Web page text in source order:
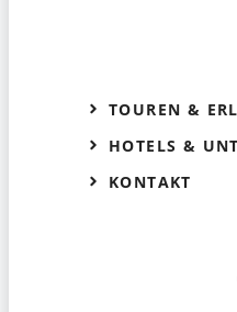
TOUREN &
HOTELS &
KONTAKT